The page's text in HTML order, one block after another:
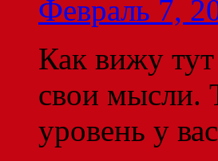
Февраль 7,
Как вижу
свои мысли.
уровень у